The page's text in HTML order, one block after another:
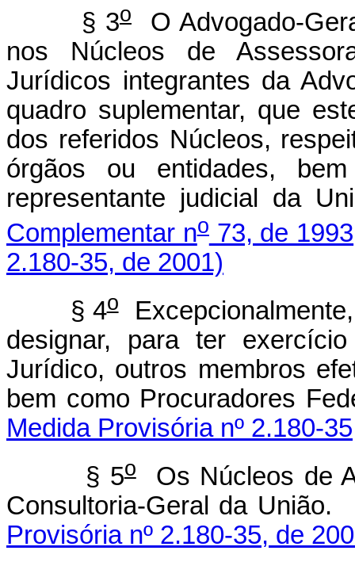
§ 3oO Advogado-
nos Núcleos de
Jurídicos integrantes da
quadro suplementar, que
dos referidos Núcleos,
órgãos ou entidades,
representante judicial da
Complementar no73, de 1993
2.180-35, de 2001)
§ 4oExcepcionalmente,
designar, para ter
Jurídico, outros membros
bem como
Medida Provisória nº 2.180-
§ 5oOs Núcleos de
Consultoria-Geral
Provisória nº 2.180-35, de